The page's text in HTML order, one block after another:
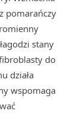
pomarańczy
stany
do
działa
wspomaga